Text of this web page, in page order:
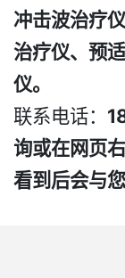
冲击波治疗
治疗仪、预
仪。
联系电话：
询或在网页
看到后会与